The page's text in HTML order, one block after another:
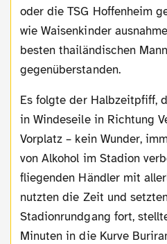
oder die TSG Hoffenheim
wie Waisenkinder
besten thailändischen
gegenüberstanden.
Es folgte der Halbzeitpfiff, das Stadion leerte sich
in Windeseile in Richtung
Vorplatz – kein Wunder,
von Alkohol im Stadion
fliegenden Händler mit
nutzten die Zeit und
Stadionrundgang fort,
Minuten in die Kurve